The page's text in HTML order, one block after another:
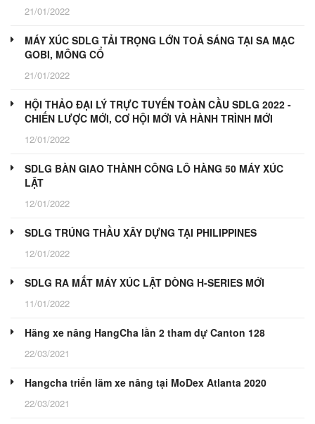
21/01/2022
MÁY XÚC SDLG TẢI TRỌNG LỚN TOẢ SÁNG TẠI SA MẠC
GOBI, MÔNG CỔ
21/01/2022
HỘI THẢO ĐẠI LÝ TRỰC TUYẾN TOÀN CẦU SDLG 2022 -
CHIẾN LƯỢC MỚI, CƠ HỘI MỚI VÀ HÀNH TRÌNH MỚI
12/01/2022
SDLG BÀN GIAO THÀNH CÔNG LÔ HÀNG 50 MÁY XÚC
LẬT
12/01/2022
SDLG TRÚNG THẦU XÂY DỰNG TẠI PHILIPPINES
12/01/2022
SDLG RA MẮT MÁY XÚC LẬT DÒNG H-SERIES MỚI
11/01/2022
Hãng xe nâng HangCha lần 2 tham dự Canton 128
22/03/2021
Hangcha triển lãm xe nâng tại MoDex Atlanta 2020
22/03/2021